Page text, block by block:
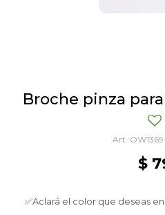
Broche pinza
$
✅Aclará el color que deseas